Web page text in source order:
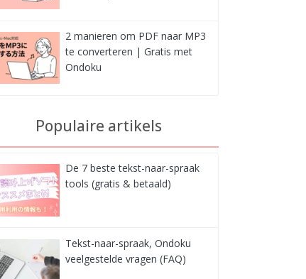
2 manieren om PDF naar MP3
te converteren | Gratis met
Ondoku
Populaire artikels
De 7 beste tekst-naar-spraak
tools (gratis & betaald)
Tekst-naar-spraak, Ondoku
veelgestelde vragen (FAQ)